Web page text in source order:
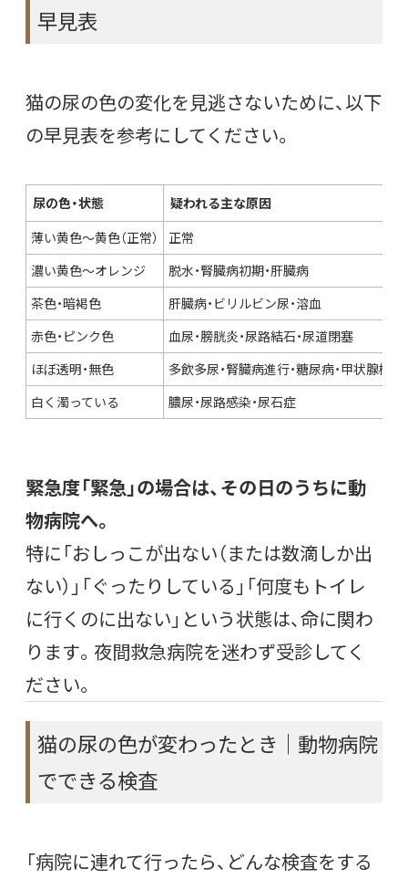
早見表
猫の尿の色の変化を見逃さないために、以下
の早見表を参考にしてください。
尿の色・状態
疑われる主な原因
薄い黄色〜黄色（正常）
正常
濃い黄色〜オレンジ
脱水・腎臓病初期・肝臓病
茶色・暗褐色
肝臓病・ビリルビン尿・溶血
赤色・ピンク色
血尿・膀胱炎・尿路結石・尿道閉塞
ほぼ透明・無色
多飲多尿・腎臓病進行・糖尿病・甲状腺機
白く濁っている
膿尿・尿路感染・尿石症
緊急度「緊急」の場合は、その日のうちに動
物病院へ。
特に「おしっこが出ない（または数滴しか出
ない）」「ぐったりしている」「何度もトイレ
に行くのに出ない」という状態は、命に関わ
ります。夜間救急病院を迷わず受診してく
ださい。
猫の尿の色が変わったとき｜動物病院
でできる検査
「病院に連れて行ったら、どんな検査をする